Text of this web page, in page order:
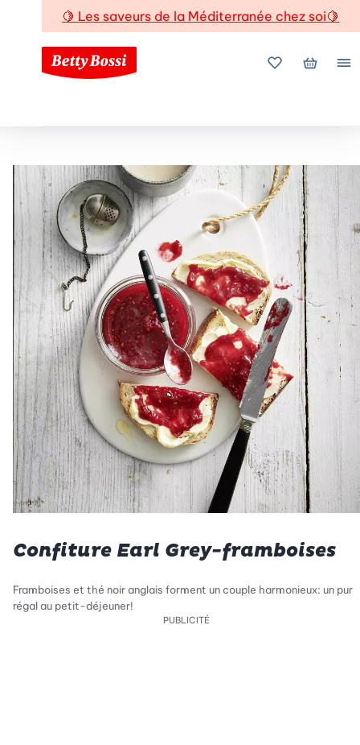
🍋 Les saveurs de la Méditerranée chez soi🍋
Mes favoris
Mon
Confiture Earl Grey-framboises
Framboises et thé noir anglais forment un couple harmonieux: un pur
régal au petit-déjeuner!
PUBLICITÉ